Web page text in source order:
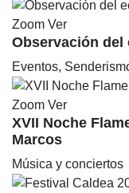
Zoom Ver
Observación del
Eventos,
Zoom Ver
XVII Noche
Marcos
Música y conciertos